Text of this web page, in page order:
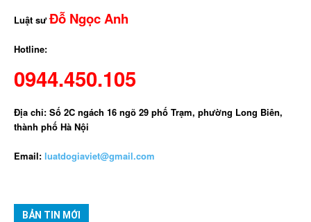
Luật sưĐỗ Ngọc Anh
Hotline:
0944.450.105
Địa chỉ: Số 2C ngách 16 ngõ 29 phố Trạm, phường Long Biên,
thành phố Hà Nội
Email: luatdogiaviet@gmail.com
BẢN TIN MỚI